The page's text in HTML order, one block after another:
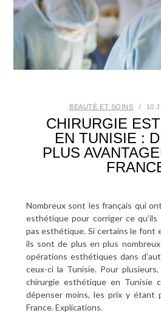
SANTÉ BUCCO-DENTAIRE
SEXUALITÉ
SENIOR
BEAUTÉ ET SOINS 10
CHIRURGIE
EN TUNISIE :
PLUS
Nombreux sont les français qui
esthétique pour corriger ce
pas esthétique. Si certains le font
ils sont de plus en plus
opérations esthétiques dans
ceux-ci la Tunisie. Pour
chirurgie esthétique en Tunisie
dépenser moins, les prix y étant
France. Explications.